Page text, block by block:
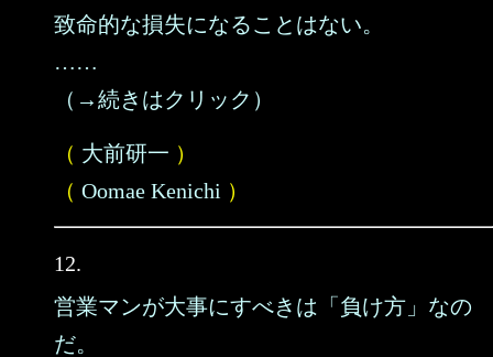
致命的な損失になることはない。
……
（→続きはクリック）
（ 大前研一 ）
（ Oomae Kenichi ）
12.
営業マンが大事にすべきは「負け方」なの
だ。